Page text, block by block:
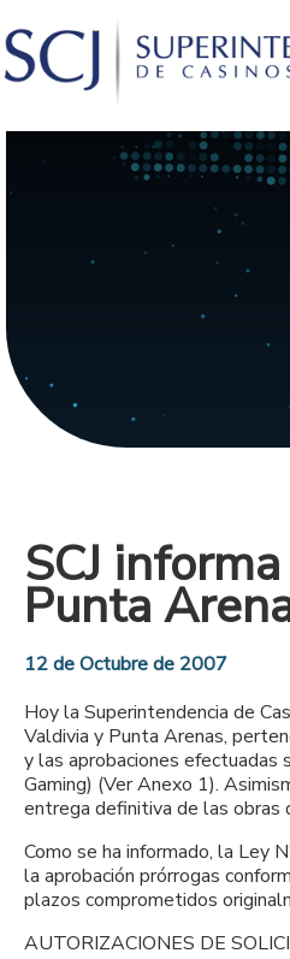
SCJ
Punta
12 de Octubre de 2007
Hoy la Superintendencia de
Valdivia y Punta Arenas,
y las aprobaciones efectuadas
Gaming) (Ver Anexo 1).
entrega definitiva de las obras
Como se ha informado, la Ley
la aprobación prórrogas
plazos comprometidos
AUTORIZACIONES DE